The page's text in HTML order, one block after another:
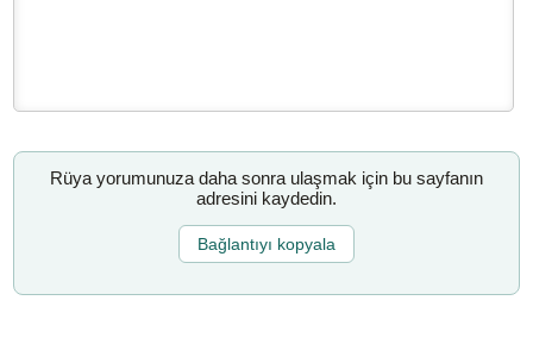
Rüya yorumunuza daha sonra ulaşmak için bu sayfanın
adresini kaydedin.
Bağlantıyı kopyala